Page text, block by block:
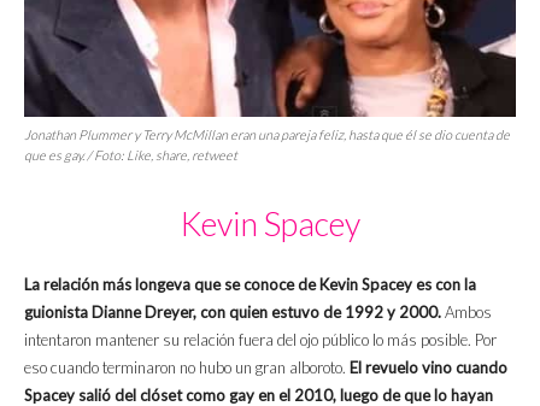
Jonathan Plummer y Terry McMillan eran una pareja feliz, hasta que él se dio cuenta de
que es gay. / Foto: Like, share, retweet
Kevin Spacey
La relación más longeva que se conoce de Kevin Spacey es con la
guionista Dianne Dreyer, con quien estuvo de 1992 y 2000.Ambos
intentaron mantener su relación fuera del ojo público lo más posible. Por
eso cuando terminaron no hubo un gran alboroto. El revuelo vino cuando
Spacey salió del clóset como gay en el 2010, luego de que lo hayan